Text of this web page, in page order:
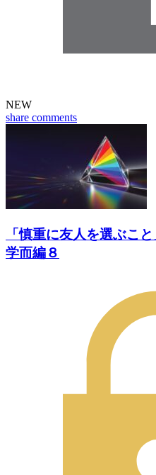
NEW
share comments
「慎重に友人を選ぶ
学而編８